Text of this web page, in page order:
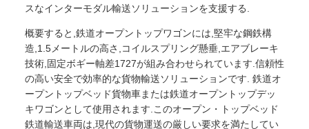
スなインターモダル輸送ソリューションを支援する.
概要すると,鉄道オープントップワゴンには,堅牢な鋼鉄構
造,1.5メートルの高さ,コイルスプリング懸垂,エアブレーキ
技術,固定ボギー軸差1727が組み合わせられています.信頼性
の高い安全で効率的な貨物輸送ソリューションです. 鉄道オ
ープントップベッド貨物車または鉄道オープントップデッ
キワゴンとして使用されます.このオープン・トップベッド
鉄道輸送車両は,現代の貨物運送の厳しい要求を満たしてい